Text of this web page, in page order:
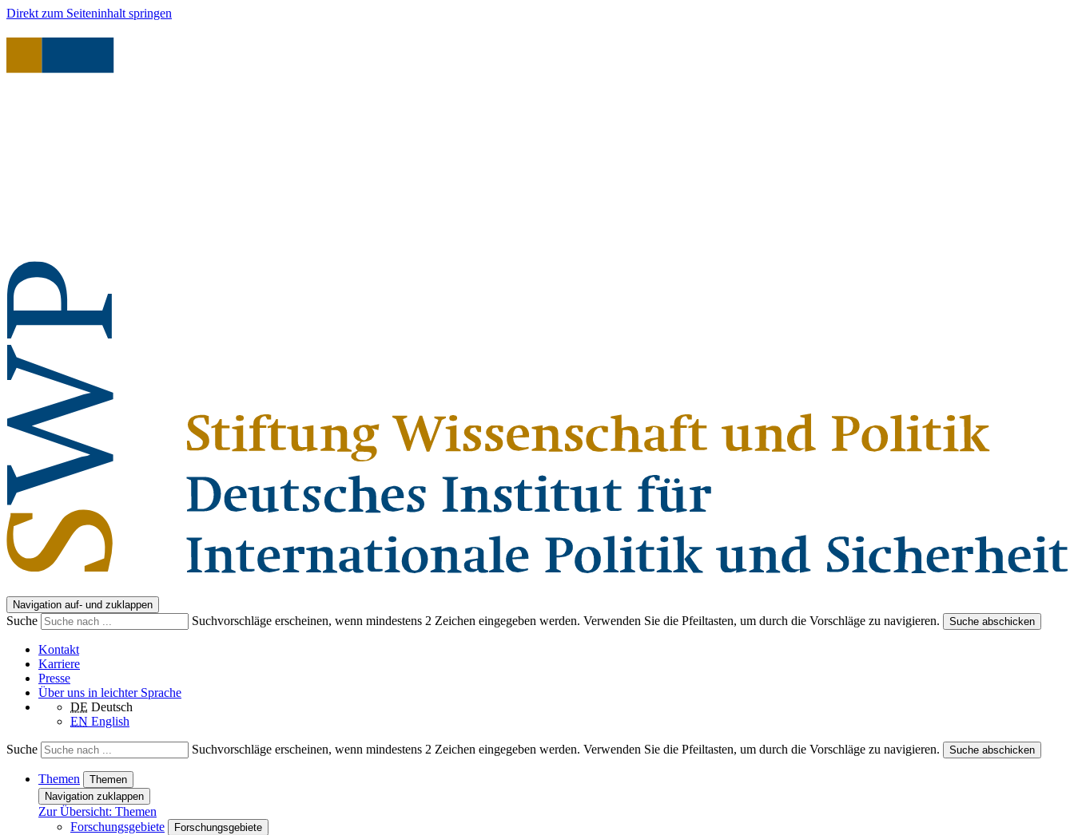
Direkt zum Seiteninhalt springen
Navigation auf- und zuklappen
Suche Suchvorschläge erscheinen, wenn mindestens 2 Zeichen eingegeben werden. Verwenden Sie die Pfeiltasten, um durch die Vorschläge zu navigieren. Suche abschicken
Kontakt
Karriere
Presse
Über uns in leichter Sprache
DE Deutsch
EN English
Suche Suchvorschläge erscheinen, wenn mindestens 2 Zeichen eingegeben werden. Verwenden Sie die Pfeiltasten, um durch die Vorschläge zu navigieren. Suche abschicken
Themen
Themen
Navigation zuklappen
Zur Übersicht: Themen
Forschungsgebiete
Forschungsgebiete